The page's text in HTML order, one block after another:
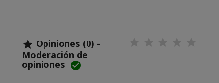
 Opiniones (0) -
Moderación de
opiniones 